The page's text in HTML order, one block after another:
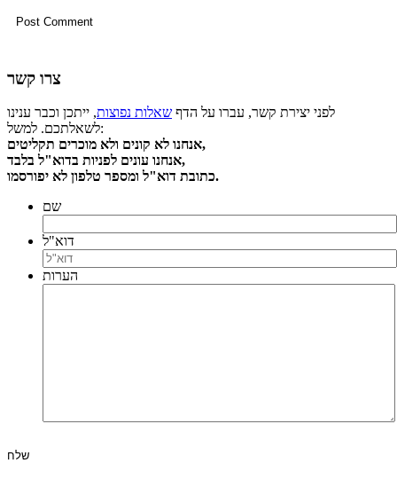
צרו קשר
לפני יצירת קשר, עברו על הדף שאלות נפוצות, ייתכן וכבר ענינו
לשאלתכם. למשל:
אנחנו לא קונים ולא מוכרים תקליטים,
אנחנו עונים לפניות בדוא"ל בלבד,
כתובת דוא"ל ומספר טלפון לא יפורסמו.
שם
דוא"ל
הערות